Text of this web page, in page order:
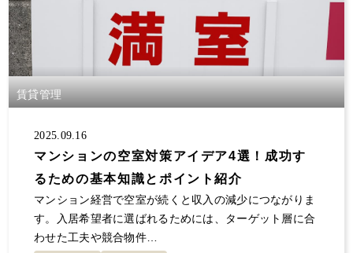
賃貸管理
2025.09.16
マンションの空室対策アイデア4選！成功す
るための基本知識とポイント紹介
マンション経営で空室が続くと収入の減少につながりま
す。入居希望者に選ばれるためには、ターゲット層に合
わせた工夫や競合物件…